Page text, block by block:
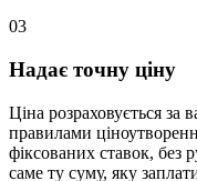
03
Надає точну ціну
Ціна розраховується
правилами
фіксованих ставок, без
саме ту суму, яку